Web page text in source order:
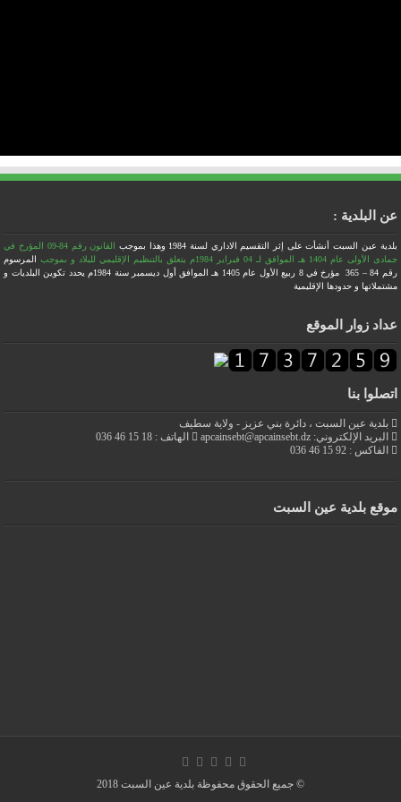
عن البلدية :
بلدية عين السبت أنشأت على إثر التقسيم الاداري لسنة 1984 وهذا بموجب
القانون رقم 84-09 المؤرخ في
جمادى الأولى عام 1404 هـ الموافق لـ 04 فبراير 1984م يتعلق بالتنظيم الإقليمي للبلاد
و بموجب المرسوم
رقم 84 – 365 مؤرخ في 8 ربيع الأول عام 1405 هـ الموافق أول ديسمبر سنة 1984م يحدد تكوين البلديات و
مشتملاتها و حدودها الإقليمية
عداد زوار الموقع
اتصلوا بنا
بلدية عين السبت ، دائرة بني عزيز - ولاية سطيف
البريد الإلكتروني: apcainsebt@apcainsebt.dz
الهاتف : 18 15 46 036
الفاكس : 92 15 46 036
موقع بلدية عين السبت
© جميع الحقوق محفوظة بلدية عين السبت 2018